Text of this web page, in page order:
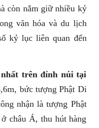
còn nắm giữ nhiều kỷ
văn hóa và du lịch
kỷ lục liên quan đến
trên đỉnh núi tại
bức tượng Phật Di
nhận là tượng Phật
châu Á, thu hút hàng